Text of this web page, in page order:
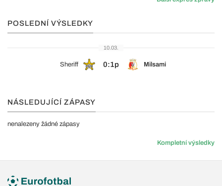
POSLEDNÍ VÝSLEDKY
10.03.
Sheriff 0:1p Milsami
NÁSLEDUJÍCÍ ZÁPASY
nenalezeny žádné zápasy
Kompletní výsledky